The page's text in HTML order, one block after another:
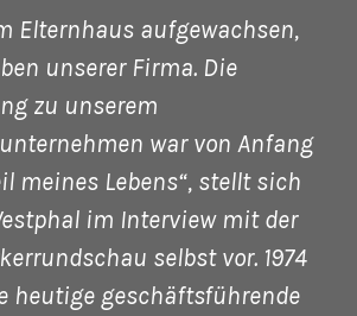
Elternhaus aufgewachsen,
unserer Firma. Die
zu unserem
war von Anfang
meines Lebens“, stellt sich
im Interview mit der
selbst vor. 1974
heutige geschäftsführende